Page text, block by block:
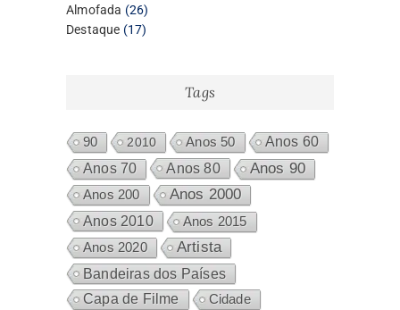
Almofada 2626
produtos
Destaque 1717
Tags
90 2010 Anos 50
Anos 60
Anos 70
Anos 80 Anos 90
Anos 200 Anos 2000
Anos 2010 Anos 2015
Anos 2020 Artista
Bandeiras dos Países
Capa de Filme
Cidade